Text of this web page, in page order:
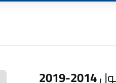
فلتر تبريد | سول 2014-2019